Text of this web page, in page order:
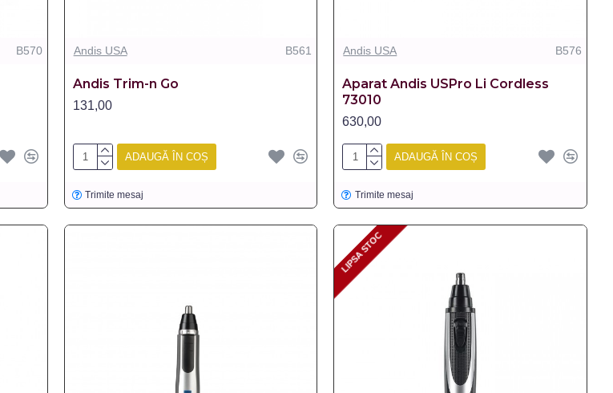
B570 Andis USA B561
Andis Trim-n Go
131,00
ADAUGĂ ÎN COȘ
Trimite mesaj
Andis USA B576
Aparat Andis USPro Li Cordless
73010
630,00
ADAUGĂ ÎN COȘ
Trimite mesaj
LIPSA STOC
LIPSA STOC